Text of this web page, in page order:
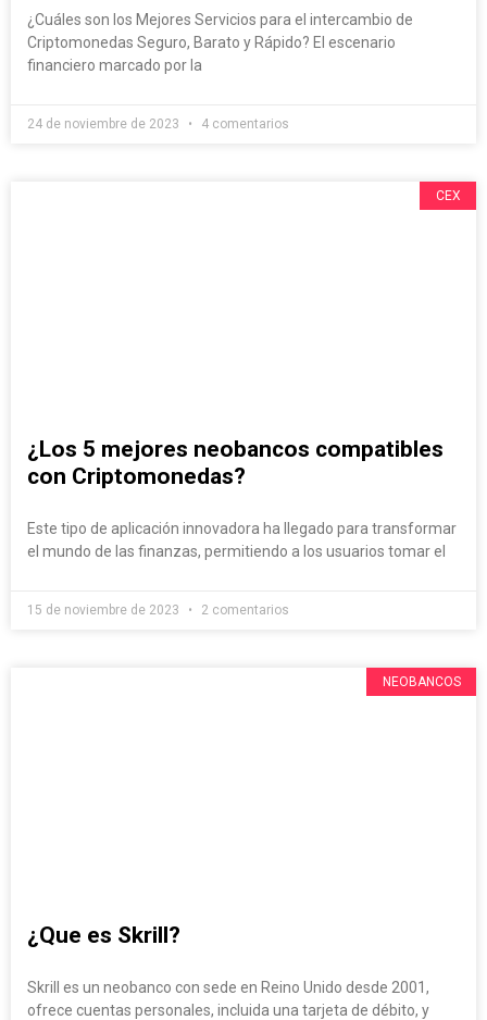
¿Cuáles son los Mejores Servicios para el intercambio de
Criptomonedas Seguro, Barato y Rápido? El escenario
financiero marcado por la
24 de noviembre de 2023 4 comentarios
CEX
¿Los 5 mejores neobancos compatibles
con Criptomonedas?
Este tipo de aplicación innovadora ha llegado para transformar
el mundo de las finanzas, permitiendo a los usuarios tomar el
15 de noviembre de 2023 2 comentarios
NEOBANCOS
¿Que es Skrill?
Skrill es un neobanco con sede en Reino Unido desde 2001,
ofrece cuentas personales, incluida una tarjeta de débito, y